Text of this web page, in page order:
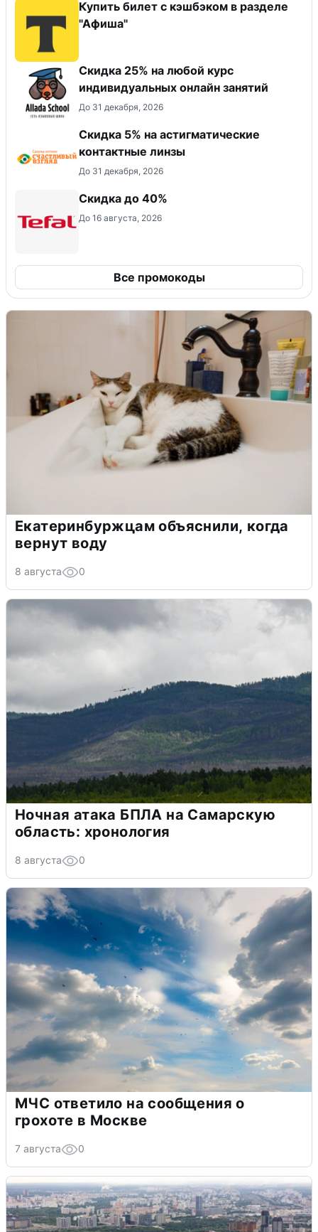
Купить билет с кэшбэком в разделе
"Афиша"
Скидка 25% на любой курс
индивидуальных онлайн занятий
До 31 декабря, 2026
Скидка 5% на астигматические
контактные линзы
До 31 декабря, 2026
Скидка до 40%
До 16 августа, 2026
Все промокоды
Екатеринбуржцам объяснили, когда
вернут воду
8 августа 0
Ночная атака БПЛА на Самарскую
область: хронология
8 августа 0
МЧС ответило на сообщения о
грохоте в Москве
7 августа 0